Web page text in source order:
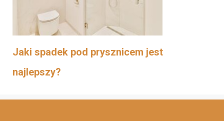
Jaki spadek pod prysznicem jest
najlepszy?